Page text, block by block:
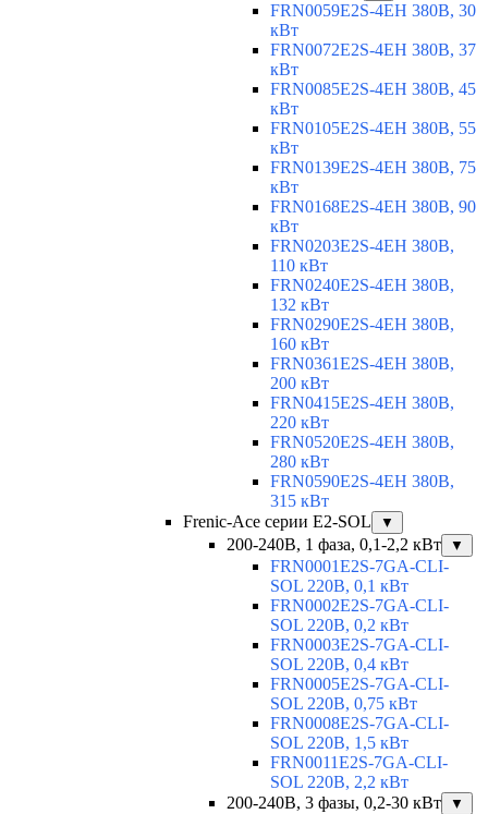
FRN0059E2S-4EH 380В, 30
кВт
FRN0072E2S-4EH 380В, 37
кВт
FRN0085E2S-4EH 380В, 45
кВт
FRN0105E2S-4EH 380В, 55
кВт
FRN0139E2S-4EH 380В, 75
кВт
FRN0168E2S-4EH 380В, 90
кВт
FRN0203E2S-4EH 380В,
110 кВт
FRN0240E2S-4EH 380В,
132 кВт
FRN0290E2S-4EH 380В,
160 кВт
FRN0361E2S-4EH 380В,
200 кВт
FRN0415E2S-4EH 380В,
220 кВт
FRN0520E2S-4EH 380В,
280 кВт
FRN0590E2S-4EH 380В,
315 кВт
Frenic-Ace серии E2-SOL
▼
200-240В, 1 фаза, 0,1-2,2 кВт ▼
FRN0001E2S-7GA-CLI-
SOL 220В, 0,1 кВт
FRN0002E2S-7GA-CLI-
SOL 220В, 0,2 кВт
FRN0003E2S-7GA-CLI-
SOL 220В, 0,4 кВт
FRN0005E2S-7GA-CLI-
SOL 220В, 0,75 кВт
FRN0008E2S-7GA-CLI-
SOL 220В, 1,5 кВт
FRN0011E2S-7GA-CLI-
SOL 220В, 2,2 кВт
200-240В, 3 фазы, 0,2-30 кВт
▼